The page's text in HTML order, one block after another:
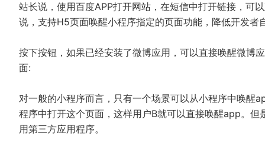
站长说，使用百度APP打开网站，在短信中打开链接，可
说，支持H5页面唤醒小程序指定的页面功能，降低开发者
按下按钮，如果已经安装了微博应用，可以直接唤醒微博
面:
对一般的小程序而言，只有一个场景可以从小程序中唤醒
程序中打开这个页面，这样用户B就可以直接唤醒app。
用第三方应用程序。